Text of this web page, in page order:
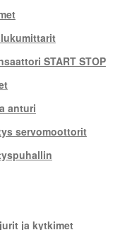
START STOP
anturi
servomoottorit
ja kytkimet